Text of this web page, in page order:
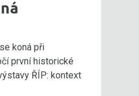
koná při
první historické
ŘÍP: kontext